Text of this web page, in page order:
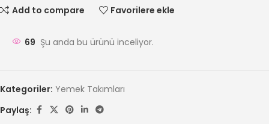
Add to compare Favorilere ekle
69 Şu anda bu ürünü inceliyor.
Kategoriler: Yemek Takımları
Paylaş: